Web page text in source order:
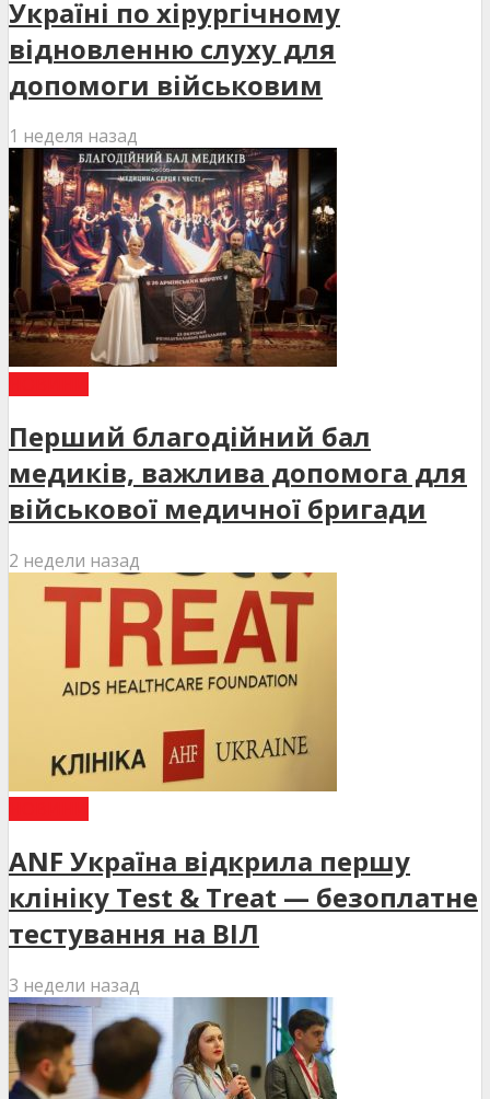
Україні по хірургічному
відновленню слуху для
допомоги військовим
1 неделя назад
Перший благодійний бал
медиків, важлива допомога для
військової медичної бригади
2 недели назад
ANF Україна відкрила першу
клініку Test & Treat — безоплатне
тестування на ВІЛ
3 недели назад